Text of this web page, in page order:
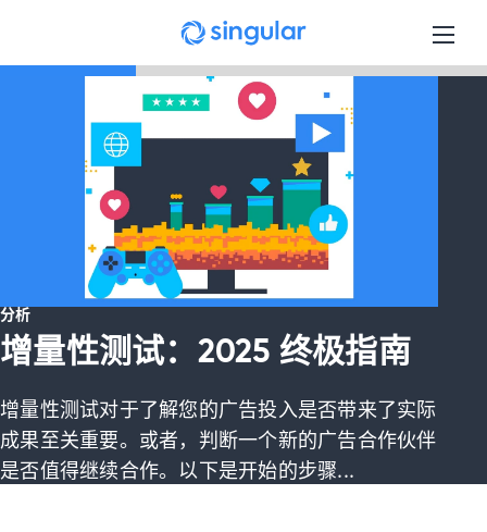
Skip to main content
分析
增量性测试：2025 终极指南
增量性测试对于了解您的广告投入是否带来了实际
成果至关重要。或者，判断一个新的广告合作伙伴
是否值得继续合作。以下是开始的步骤...